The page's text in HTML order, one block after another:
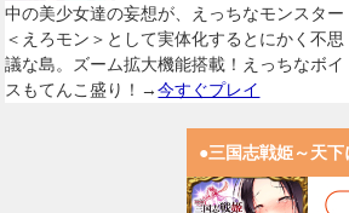
中の美少女達の妄想が、えっちなモンスター
＜えろモン＞として実体化するとにかく不思
議な島。ズーム拡大機能搭載！えっちなボイ
スもてんこ盛り！→今すぐプレイ
●三国志戦姫～天